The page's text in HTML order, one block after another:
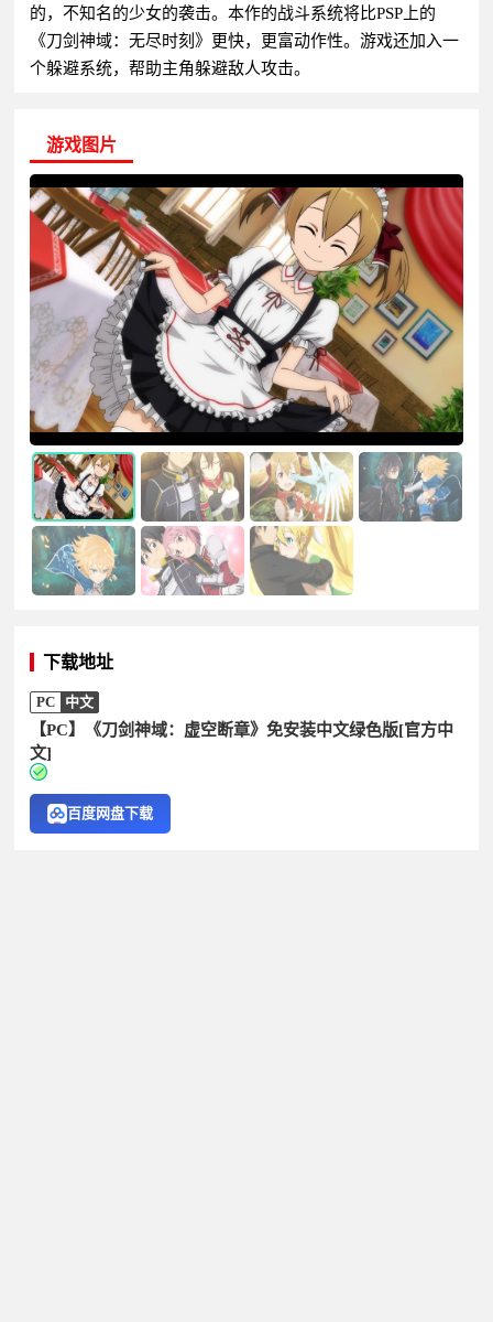
的，不知名的少女的袭击。本作的战斗系统将比PSP上的
《刀剑神域：无尽时刻》更快，更富动作性。游戏还加入一
个躲避系统，帮助主角躲避敌人攻击。
游戏图片
下载地址
PC 中文
【PC】《刀剑神域：虚空断章》免安装中文绿色版[官方中
文]
百度网盘下载